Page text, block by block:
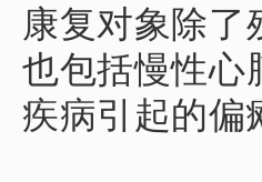
康复对象除了
也包括慢性心
疾病引起的偏